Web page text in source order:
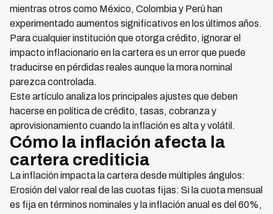
mientras otros como México, Colombia y Perú han
experimentado aumentos significativos en los últimos años.
Para cualquier institución que otorga crédito, ignorar el
impacto inflacionario en la cartera es un error que puede
traducirse en pérdidas reales aunque la mora nominal
parezca controlada.
Este artículo analiza los principales ajustes que deben
hacerse en política de crédito, tasas, cobranza y
aprovisionamiento cuando la inflación es alta y volátil.
Cómo la inflación afecta la
cartera crediticia
La inflación impacta la cartera desde múltiples ángulos:
Erosión del valor real de las cuotas fijas: Si la cuota mensual
es fija en términos nominales y la inflación anual es del 60%,